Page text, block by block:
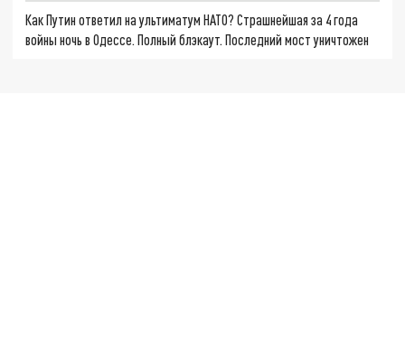
Как Путин ответил на ультиматум НАТО? Страшнейшая за 4 года
войны ночь в Одессе. Полный блэкаут. Последний мост уничтожен